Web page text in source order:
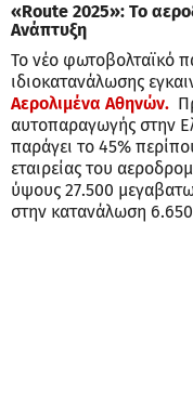
«Route 2025»: Το
Ανάπτυξη
Το νέο φωτοβολταϊκό
ιδιοκατανάλωσης
Αερολιμένα Αθηνών.
αυτοπαραγωγής στην
παράγει το 45%
εταιρείας του
ύψους 27.500
στην κατανάλωση